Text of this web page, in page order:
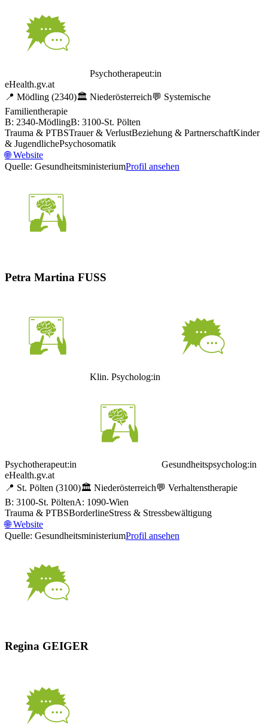
Psychotherapeut:in
eHealth.gv.at
📍 Mödling (2340)🏛️ Niederösterreich💬 Systemische
Familientherapie
B: 2340-MödlingB: 3100-St. Pölten
Trauma & PTBSTrauer & VerlustBeziehung & PartnerschaftKinder
& JugendlichePsychosomatik
🌐Website
Quelle: GesundheitsministeriumProfil ansehen
Petra Martina FUSS
Klin. Psycholog:in
Psychotherapeut:in
Gesundheitspsycholog:in
eHealth.gv.at
📍 St. Pölten (3100)🏛️ Niederösterreich💬 Verhaltenstherapie
B: 3100-St. PöltenA: 1090-Wien
Trauma & PTBSBorderlineStress & Stressbewältigung
🌐Website
Quelle: GesundheitsministeriumProfil ansehen
Regina GEIGER